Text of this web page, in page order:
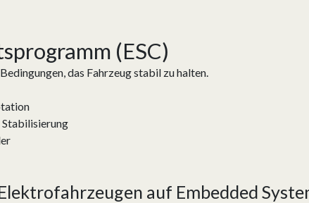
(ESC)
das Fahrzeug stabil zu halten.
Stabilisierung
auf Embedded